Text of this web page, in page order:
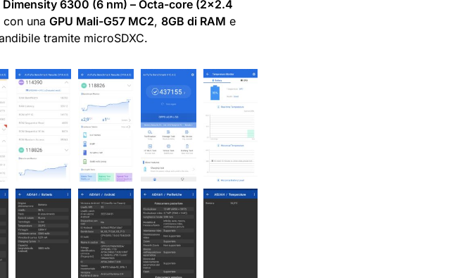
Dimensity 6300 (6 nm) – Octa-core (2×2.4
con una GPU Mali-G57 MC2, 8GB di RAM e
tramite microSDXC.